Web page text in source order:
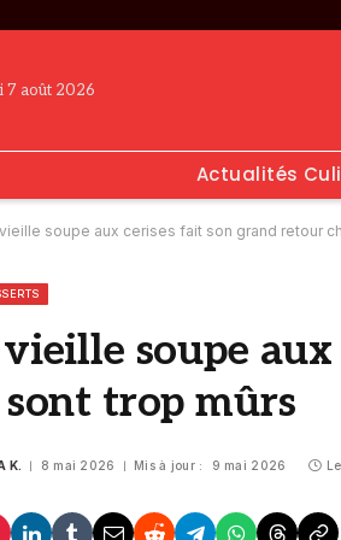
7 août 2026
Actualités
soupe aux cerises fait son grand retour
soupe
trop mûrs
K. 8 mai 2026 Mis à jour : 9 mai 2026